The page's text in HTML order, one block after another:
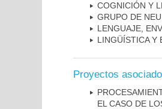
COGNICIÓN Y
GRUPO DE
LENGUAJE,
LINGÜÍSTICA Y
Proyectos
EL CASO DE